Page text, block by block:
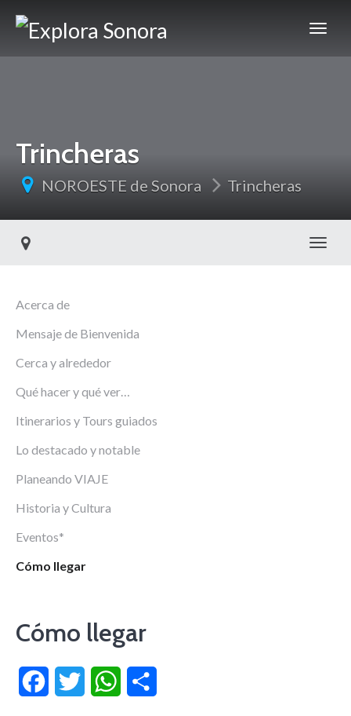
Trincheras
NOROESTE de Sonora Trincheras
Acerca de
Mensaje de Bienvenida
Cerca y alrededor
Qué hacer y qué ver…
Itinerarios y Tours guiados
Lo destacado y notable
Planeando VIAJE
Historia y Cultura
Eventos*
Cómo llegar
Cómo llegar
FacebookTwitter WhatsApp